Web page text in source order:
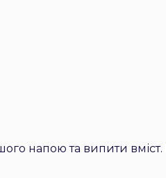
напою та випити вміст.